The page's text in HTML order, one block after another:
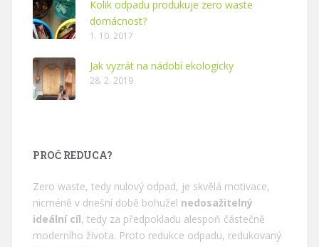
Kolik odpadu produkuje zero waste
domácnost?
1. 10. 2017
Jak vyzrát na nádobí ekologicky
28. 2. 2019
PROČ REDUCA?
Zero waste, tedy nulový odpad, je skvělá motivace,
nicméně v dnešní době bohužel nedosažitelný
ideální cíl, tedy za předpokladu alespoň částečně
moderního života. Proto redukce odpadu, redukovaný